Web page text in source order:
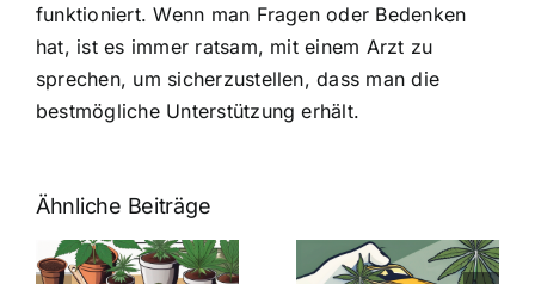
funktioniert. Wenn man Fragen oder Bedenken
hat, ist es immer ratsam, mit einem Arzt zu
sprechen, um sicherzustellen, dass man die
bestmögliche Unterstützung erhält.
Ähnliche Beiträge
Neue THC-
Grenzwert-
Regelung:
Cannabis